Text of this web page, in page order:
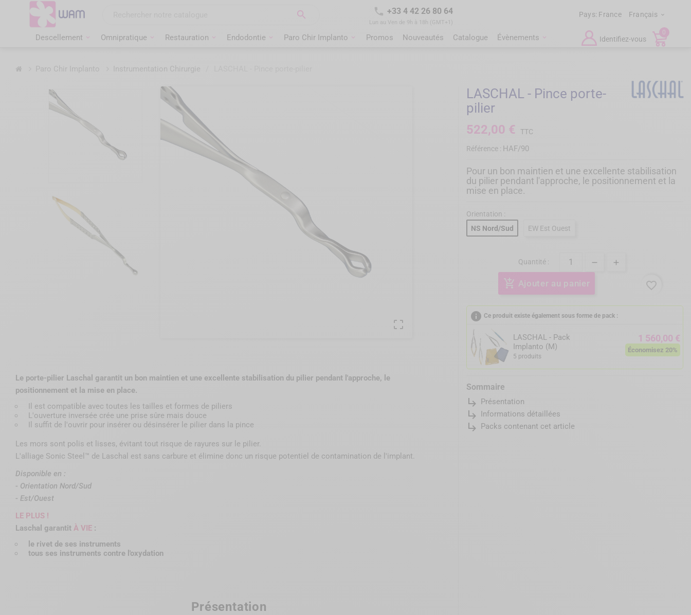
  +33 4 42 26 80 64
Lun au Ven de 9h à 18h (GMT+1)
Pays: France Français 
Descellement Omnipratique Restauration Endodontie Paro Chir Implanto Promos Nouveautés Catalogue Évènements Identifiez-vous
0
AccueilParo Chir Implanto Instrumentation Chirurgie
LASCHAL - Pince porte-
pilier
522,00 € TTC
Référence : HAF/90
Pour un bon maintien et une excellente stabilisation
du pilier pendant l'approche, le positionnement et la
mise en place.
Orientation :
NS Nord/Sud
EW Est Ouest
Quantité :
add_shopping_cart Ajouter au panier favorite_border
info Ce produit existe également sous forme de pack :
LASCHAL - Pack
Implanto (M)
5 produits
1 560,00 €
Économisez 20%
Sommaire
subdirectory_arrow_right Présentation
subdirectory_arrow_right Informations détaillées
subdirectory_arrow_right Packs contenant cet article

Le porte-pilier Laschal garantit un bon maintien et une excellente stabilisation du pilier pendant l'approche, le
positionnement et la mise en place.
Il est compatible avec toutes les tailles et formes de piliers
L'ouverture inversée crée une prise sûre mais douce
Il suffit de l'ouvrir pour insérer ou désinsérer le pilier dans la pince
Les mors sont polis et lisses, évitant tout risque de rayures sur le pilier.
L'alliage Sonic Steel™ de Laschal est sans carbure et élimine donc un risque potentiel de contamination de l'implant.
Disponible en :
- Orientation Nord/Sud
- Est/Ouest
LE PLUS !
Laschal garantit À VIE :
le rivet de ses instruments
tous ses instruments contre l'oxydation
Présentation